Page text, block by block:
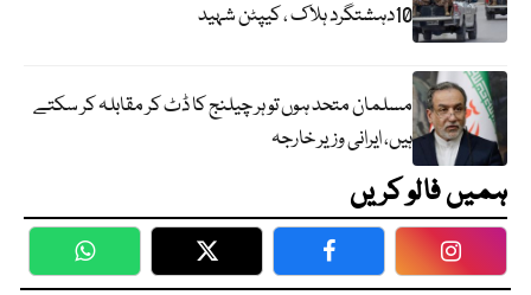
10دہشتگرد ہلاک ، کیپٹن شہید
مسلمان متحد ہوں تو ہر چیلنج کا ڈٹ کر مقابلہ کر سکتے
ہیں، ایرانی وزیر خارجہ
ہمیں فالو کریں
WhatsApp Twitter Facebook